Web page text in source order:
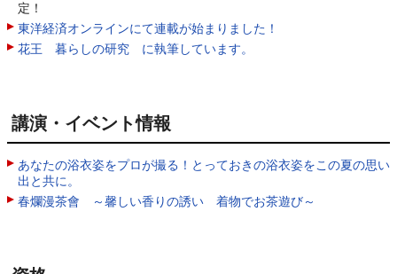
定！
東洋経済オンラインにて連載が始まりました！
花王 暮らしの研究 に執筆しています。
講演・イベント情報
あなたの浴衣姿をプロが撮る！とっておきの浴衣姿をこの夏の思い
出と共に。
春爛漫茶會 ～馨しい香りの誘い 着物でお茶遊び～